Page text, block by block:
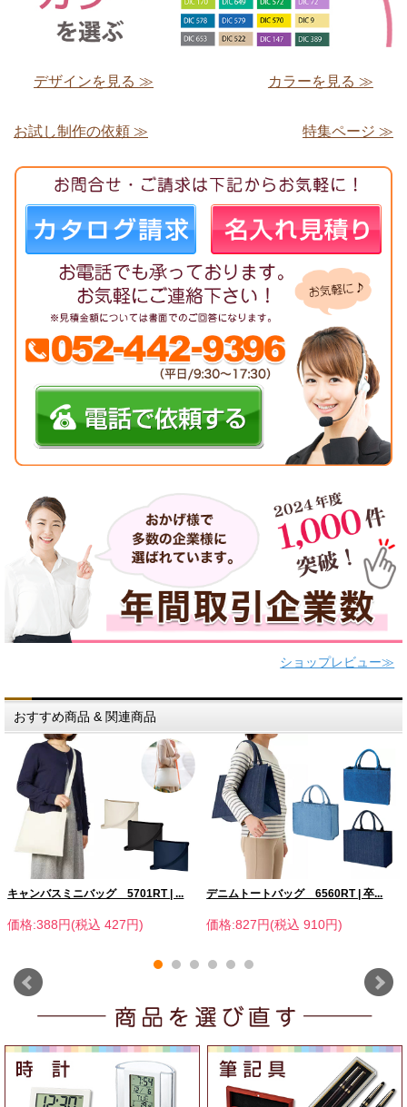
デザインを見る ≫ カラーを見る ≫
お試し制作の依頼 ≫ 特集ページ ≫
ショップレビュー≫
おすすめ商品 & 関連商品
キャンバスミニバッグ 5701RT | ...
価格:388円(税込 427円)
デニムトートバッグ 6560RT | 卒...
価格:827円(税込 910円)